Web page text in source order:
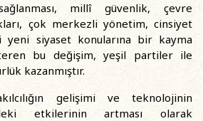
millî güvenlik, çevre
çok merkezli yönetim, cinsiyet
yeni siyaset konularına bir kayma
bu değişim, yeşil partiler ile
kazanmıştır.
gelişimi ve teknolojinin
etkilerinin artması olarak